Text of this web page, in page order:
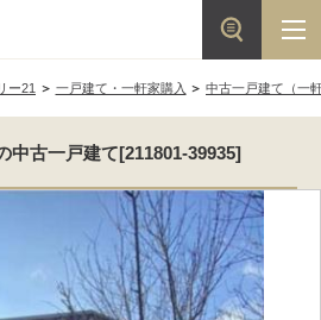
ー21 一戸建て・一軒家購入 中古一戸建て（一
中古一戸建て[211801-39935]